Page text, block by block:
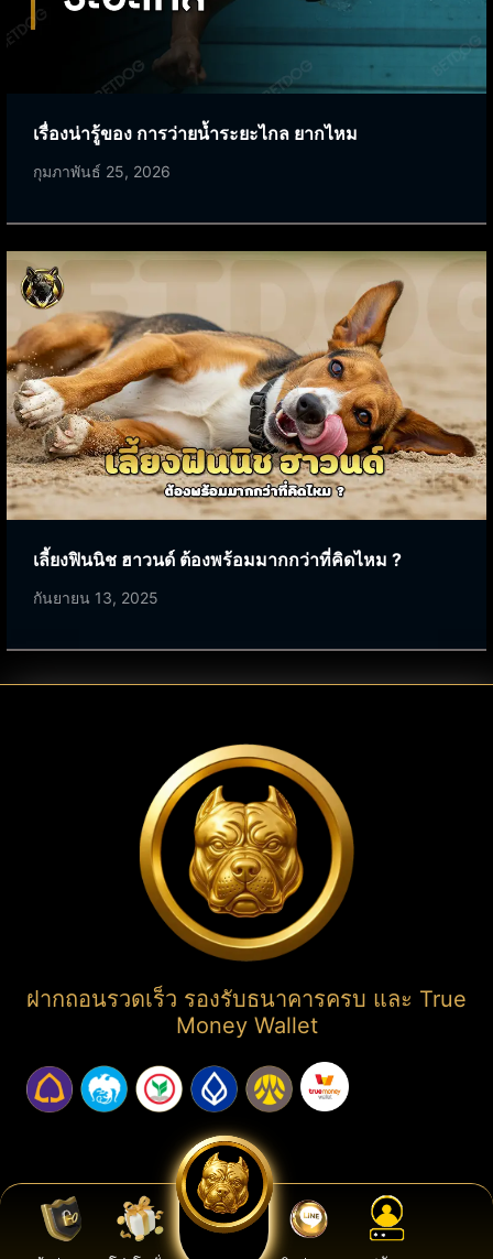
เรื่องน่ารู้ของ การว่ายน้ำระยะไกล ยากไหม
กุมภาพันธ์ 25, 2026
เลี้ยงฟินนิช ฮาวนด์ ต้องพร้อมมากกว่าที่คิดไหม ?
กันยายน 13, 2025
ฝากถอนรวดเร็ว รองรับธนาคารครบ และ True
Money Wallet
COPYRIGHT ©2025. ALL RIGHTS RESERVED.